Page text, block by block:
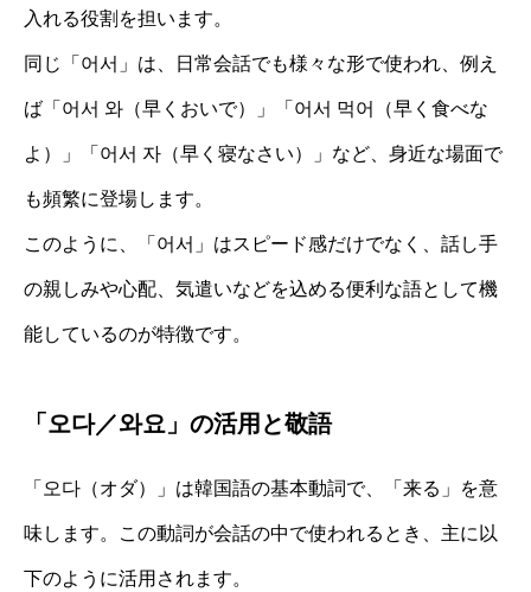
入れる役割を担います。
同じ「어서」は、日常会話でも様々な形で使われ、例え
ば「어서 와（早くおいで）」「어서 먹어（早く食べな
よ）」「어서 자（早く寝なさい）」など、身近な場面で
も頻繁に登場します。
このように、「어서」はスピード感だけでなく、話し手
の親しみや心配、気遣いなどを込める便利な語として機
能しているのが特徴です。
「오다／와요」の活用と敬語
「오다（オダ）」は韓国語の基本動詞で、「来る」を意
味します。この動詞が会話の中で使われるとき、主に以
下のように活用されます。